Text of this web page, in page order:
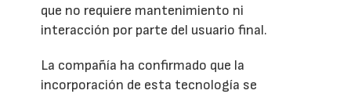
que no requiere mantenimiento ni
interacción por parte del usuario final.
La compañía ha confirmado que la
incorporación de esta tecnología se